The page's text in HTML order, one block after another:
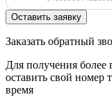
Оставить заявку
Заказать обратный
Для получения
оставить свой
время